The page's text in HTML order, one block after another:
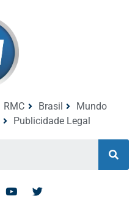
RMC Brasil
Mundo
Publicidade Legal